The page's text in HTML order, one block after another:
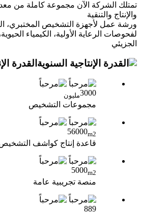
تمتلك الشركة الآن مجموعة كاملة من
والإنتاج والتنقية
ورشة عمل لأجهزة التشخيص المختبري،
لفحوصات الرعاية الأولية، الكيمياء
الجزيئي
القدرة
3000مليون
مجموعات التشخيص
56000m2
قاعدة إنتاج كواشف
5000m2
منصة تجريبية عامة
889